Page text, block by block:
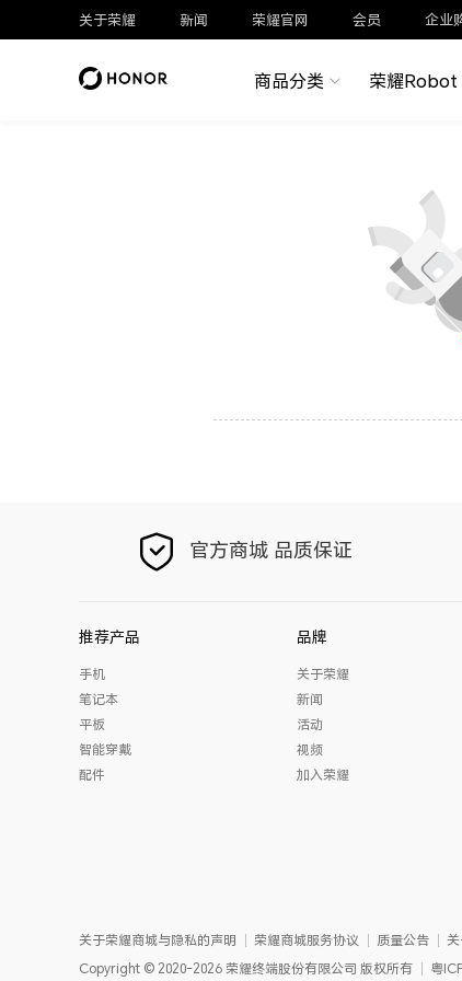
关于荣耀 新闻 荣耀官网 会员 企业
商品分类 荣耀
官方商城 品质保证
推荐产品
手机
笔记本
平板
智能穿戴
配件
品牌
关于荣耀
新闻
活动
视频
加入荣耀
关于荣耀商城与隐私的声明 荣耀商城服务协议 质量公告
Copyright © 2020-2026 荣耀终端股份有限公司 版权所有 粤